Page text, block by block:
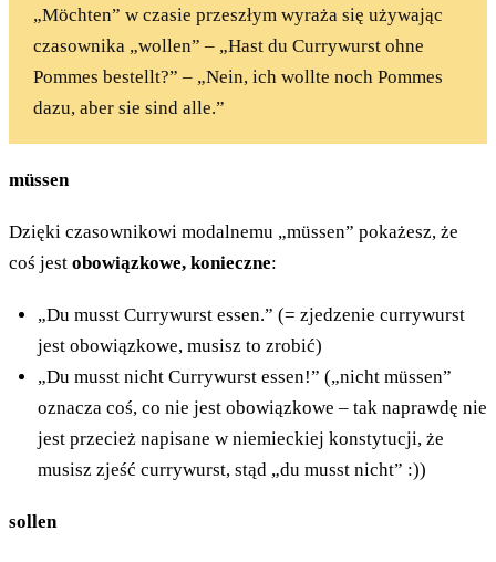
„Möchten” w czasie przeszłym wyraża się używając
czasownika „wollen” – „Hast du Currywurst ohne
Pommes bestellt?” – „Nein, ich wollte noch Pommes
dazu, aber sie sind alle.”
müssen
Dzięki czasownikowi modalnemu „müssen” pokażesz, że
coś jest obowiązkowe, konieczne:
„Du musst Currywurst essen.” (= zjedzenie currywurst
jest obowiązkowe, musisz to zrobić)
„Du musst nicht Currywurst essen!” („nicht müssen”
oznacza coś, co nie jest obowiązkowe – tak naprawdę nie
jest przecież napisane w niemieckiej konstytucji, że
musisz zjeść currywurst, stąd „du musst nicht” :))
sollen